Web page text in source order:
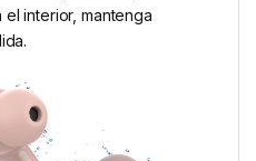
interior, mantenga